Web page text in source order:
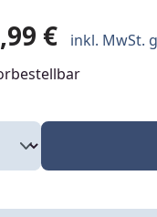
€ inkl. MwSt.